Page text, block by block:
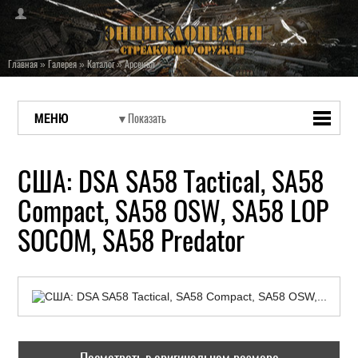
Главная»Галерея»Каталог»Арсенал
МЕНЮ
США: DSA SA58 Tactical, SA58
Compact, SA58 OSW, SA58 LOP
SOCOM, SA58 Predator